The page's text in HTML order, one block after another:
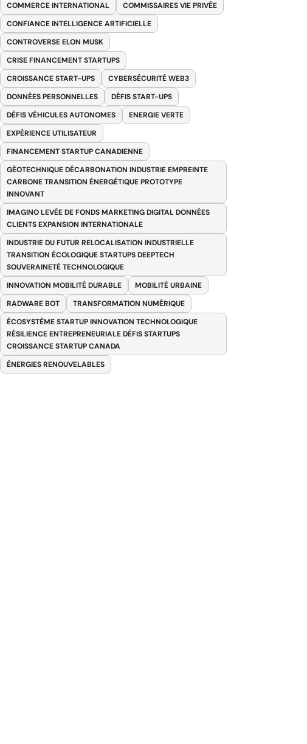
COMMERCE INTERNATIONAL
COMMISSAIRES VIE PRIVÉE
CONFIANCE INTELLIGENCE ARTIFICIELLE
CONTROVERSE ELON MUSK
CRISE FINANCEMENT STARTUPS
CROISSANCE START-UPS
CYBERSÉCURITÉ WEB3
DONNÉES PERSONNELLES
DÉFIS START-UPS
DÉFIS VÉHICULES AUTONOMES
ENERGIE VERTE
EXPÉRIENCE UTILISATEUR
FINANCEMENT STARTUP CANADIENNE
GÉOTECHNIQUE DÉCARBONATION INDUSTRIE EMPREINTE
CARBONE TRANSITION ÉNERGÉTIQUE PROTOTYPE
INNOVANT
IMAGINO LEVÉE DE FONDS MARKETING DIGITAL DONNÉES
CLIENTS EXPANSION INTERNATIONALE
INDUSTRIE DU FUTUR RELOCALISATION INDUSTRIELLE
TRANSITION ÉCOLOGIQUE STARTUPS DEEPTECH
SOUVERAINETÉ TECHNOLOGIQUE
INNOVATION MOBILITÉ DURABLE
MOBILITÉ URBAINE
RADWARE BOT
TRANSFORMATION NUMÉRIQUE
ÉCOSYSTÈME STARTUP INNOVATION TECHNOLOGIQUE
RÉSILIENCE ENTREPRENEURIALE DÉFIS STARTUPS
CROISSANCE STARTUP CANADA
ÉNERGIES RENOUVELABLES